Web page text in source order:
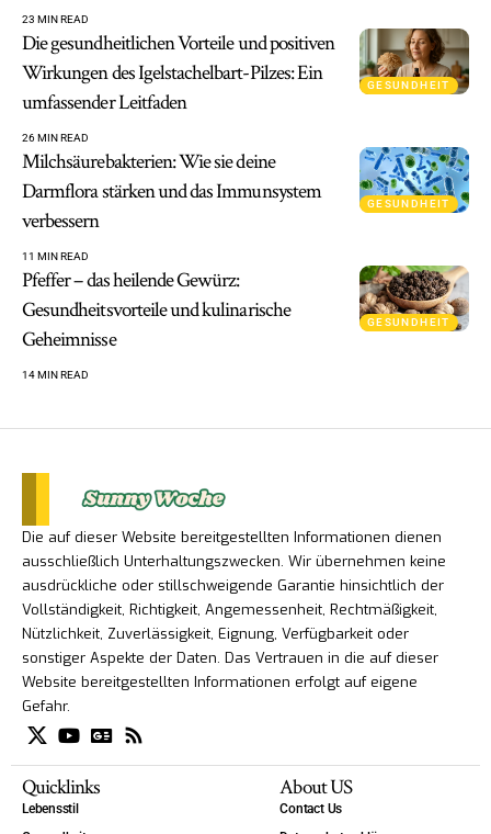
23 MIN READ
GESUNDHEIT
Die gesundheitlichen Vorteile und positiven
Wirkungen des Igelstachelbart-Pilzes: Ein
umfassender Leitfaden
26 MIN READ
GESUNDHEIT
Milchsäurebakterien: Wie sie deine
Darmflora stärken und das Immunsystem
verbessern
11 MIN READ
GESUNDHEIT
Pfeffer – das heilende Gewürz:
Gesundheitsvorteile und kulinarische
Geheimnisse
14 MIN READ
Die auf dieser Website bereitgestellten Informationen dienen
ausschließlich Unterhaltungszwecken. Wir übernehmen keine
ausdrückliche oder stillschweigende Garantie hinsichtlich der
Vollständigkeit, Richtigkeit, Angemessenheit, Rechtmäßigkeit,
Nützlichkeit, Zuverlässigkeit, Eignung, Verfügbarkeit oder
sonstiger Aspekte der Daten. Das Vertrauen in die auf dieser
Website bereitgestellten Informationen erfolgt auf eigene
Gefahr.
Quicklinks
Lebensstil
About US
Contact Us